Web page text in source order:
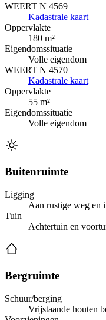
WEERT N 4569
Kadastrale kaart
Oppervlakte
180 m²
Eigendomssituatie
Volle eigendom
WEERT N 4570
Kadastrale kaart
Oppervlakte
55 m²
Eigendomssituatie
Volle eigendom
Buitenruimte
Ligging
Aan rustige weg en
Tuin
Achtertuin en
Bergruimte
Schuur/berging
Vrijstaande houten